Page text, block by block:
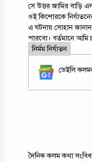
সে উত্তর জামির বাড়ি
ওই কিশোরকে
এ ঘটনায় সোহান
পারবো। বর্তমানে আমি
নির্মম নির্যাতন
ডেইলি
দৈনিক কলম কথা